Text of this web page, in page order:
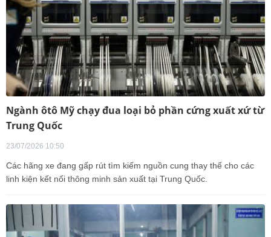
Ngành ôtô Mỹ chạy đua loại bỏ phần cứng xuất xứ từ
Trung Quốc
23/07/2026 10:50
Các hãng xe đang gấp rút tìm kiếm nguồn cung thay thế cho các
linh kiện kết nối thông minh sản xuất tại Trung Quốc.